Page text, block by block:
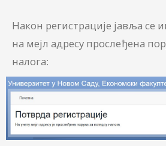
Након регистрације јавља се
на мејл адресу прослеђена
налога: